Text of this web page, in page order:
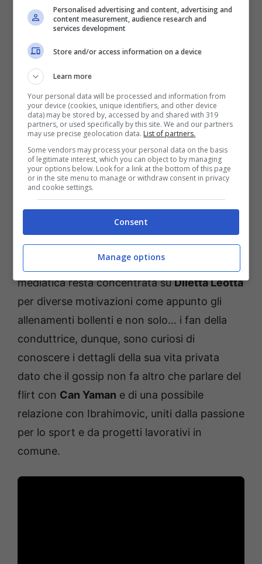
Diletta Leotta – Solonotizie24
Allenamenti bollenti e gossip
In questi giorni, dunque, l’attenzione
mediatica resta concentrata suDiletta Leotta
per diverse motivazioni come appunto gli
allenamenti bollenti e non solo… i fan della
conduttrice, dunque, sono curiosi di
conoscere i dettagli della sua vita privata
dato che il gossip non fa altro che parlare del
flirt con Can Yaman e di una possibile
relazione con Ibrahimovic, uniti dalla passione
per lo sport e da progetti lavorativi in
comune.
Personalised advertising and content, advertising and
content measurement, audience research and
services development
Store and/or access information on a device
Learn more
Your personal data will be processed and information from
your device (cookies, unique identifiers, and other device
data) may be stored by, accessed by and shared with 319
partners, or used specifically by this site. We and our partners
may use precise geolocation data. List of partners.
Some vendors may process your personal data on the basis
of legitimate interest, which you can object to by managing
your options below. Look for a link at the bottom of this page
or in the site menu to manage or withdraw consent in privacy
and cookie settings.
Consent
Manage options